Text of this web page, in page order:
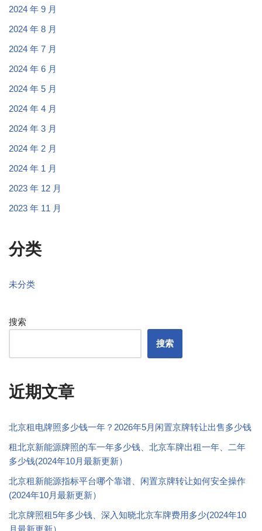
2024 年 9 月
2024 年 8 月
2024 年 7 月
2024 年 6 月
2024 年 5 月
2024 年 4 月
2024 年 3 月
2024 年 2 月
2024 年 1 月
2023 年 12 月
2023 年 11 月
分类
未分类
搜索
搜索
近期文章
北京租电牌照多少钱一年？2026年5月闲置京牌转让出售多少钱
租北京新能源牌照的车一年多少钱、北京车牌出租一年、二年
多少钱(2024年10月最新更新）
北京租新能源指标平台哪个靠谱、闲置京牌转让如何安全操作
(2024年10月最新更新）
北京牌照租5年多少钱、深入知晓北京车牌费用多少(2024年10
月最新更新）